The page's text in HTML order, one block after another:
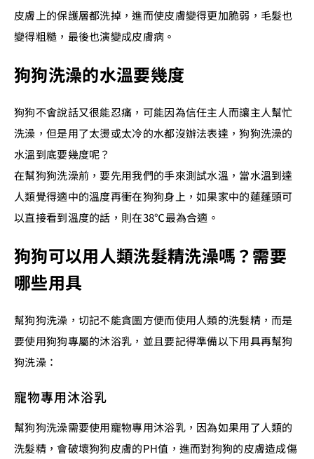
皮膚上的保護層都洗掉，進而使皮膚變得更加脆弱，毛髮也
變得粗糙，最後也演變成皮膚病。
狗狗洗澡的水溫要幾度
狗狗不會說話又很能忍痛，可能因為信任主人而讓主人幫忙
洗澡，但是用了太燙或太冷的水都沒辦法表達，狗狗洗澡的
水溫到底要幾度呢？
在幫狗狗洗澡前，要先用我們的手來測試水溫，當水溫到達
人類覺得適中的溫度再衝在狗狗身上，如果家中的蓮蓬頭可
以直接看到溫度的話，則在38℃最為合適。
狗狗可以用人類洗髮精洗澡嗎？需要
哪些用具
幫狗狗洗澡，切記不能貪圖方便而使用人類的洗髮精，而是
要使用狗狗專屬的沐浴乳，並且要記得準備以下用具再幫狗
狗洗澡：
寵物專用沐浴乳
幫狗狗洗澡需要使用寵物專用沐浴乳，因為如果用了人類的
洗髮精，會破壞狗狗皮膚的PH值，進而對狗狗的皮膚造成傷